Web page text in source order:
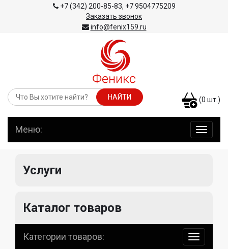
+7 (342) 200-85-83, +7 9504775209
Заказать звонок
info@fenix159.ru
(0 шт.)
по
Меню:
Услуги
Каталог товаров
Категории товаров: